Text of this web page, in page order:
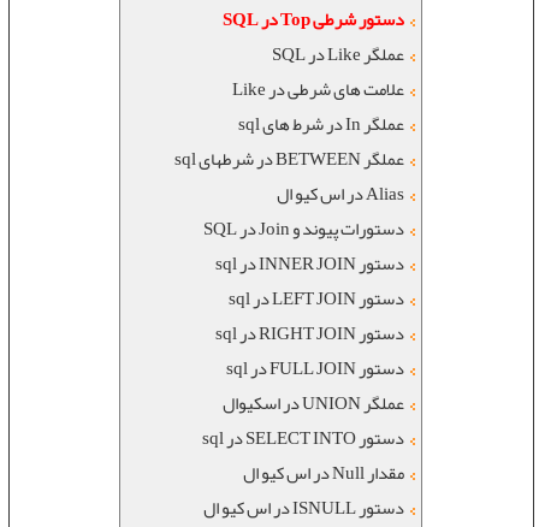
دستور شرطی Top در SQL
عملگر Like در SQL
علامت های شرطی در Like
عملگر In در شرط های sql
عملگر BETWEEN در شرطهای sql
Alias در اس کیو ال
دستورات پیوند و Join در SQL
دستور INNER JOIN در sql
دستور LEFT JOIN در sql
دستور RIGHT JOIN در sql
دستور FULL JOIN در sql
عملگر UNION در اسکیوال
دستور SELECT INTO در sql
مقدار Null در اس کیو ال
دستور ISNULL در اس کیو ال